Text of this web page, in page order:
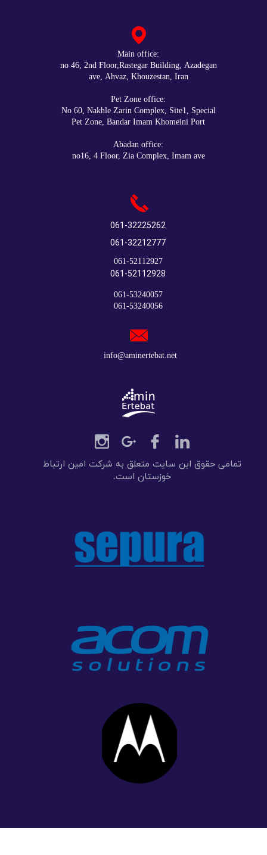
​​​​​info@aminertebat.net
تمامی حقوق این سایت متعلق به شرکت امین ارتباط
خوزستان است.
061-32225262
061-32212777
:Main office
no 46, 2nd Floor,Rastegar Building, Azadegan
ave, Ahvaz, Khouzestan, Iran
:Pet Zone office
No 60, Nakhle Zarin Complex, Site1, Special
Pet Zone, Bandar Imam Khomeini Port
:Abadan office
no16, 4 Floor, Zia Complex, Imam ave
061-52112927​​​​​​​
061-52112928
061-53240057
061-53240056​​​​​​​